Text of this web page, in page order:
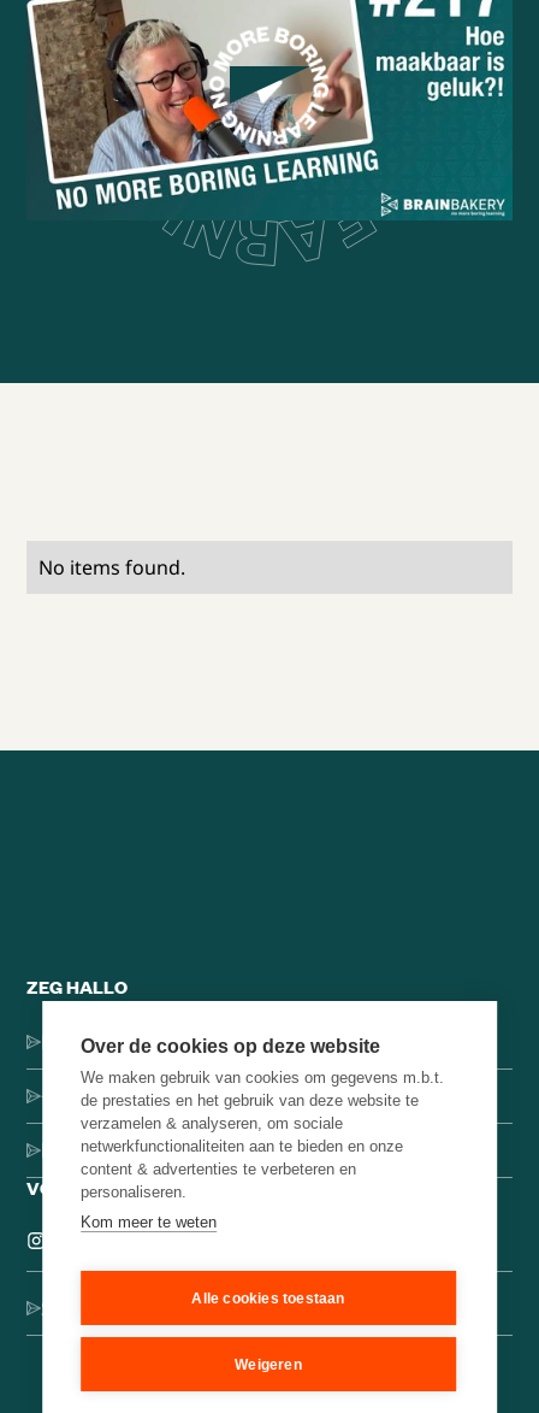
No items found.
ZEG HALLO
Dorpsstraat 137, 1546 JH Jisp
+31 (0)75-4000071
hello@brainbakery.com
VOLG ONS
Schrijf je in voor onze creatieve nieuwsbrief
Over de cookies op deze website
We maken gebruik van cookies om gegevens m.b.t.
de prestaties en het gebruik van deze website te
verzamelen & analyseren, om sociale
netwerkfunctionaliteiten aan te bieden en onze
content & advertenties te verbeteren en
personaliseren.
Kom meer te weten
Alle cookies toestaan
Weigeren